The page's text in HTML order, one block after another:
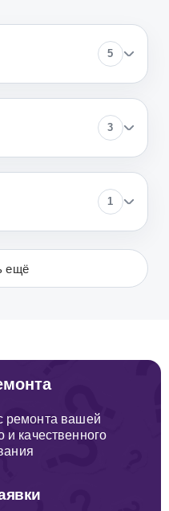
5
3
1
ещё
ремонта вашей
и качественного